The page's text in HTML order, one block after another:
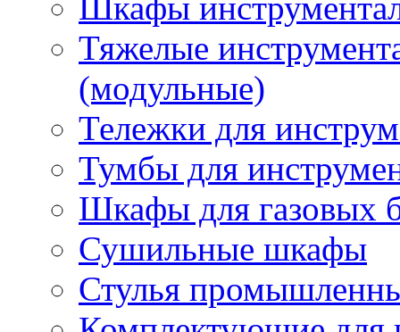
Тяжелые
(модульные)
Тележки для
Тумбы для
Шкафы для газовых
Сушильные шкафы
Стулья